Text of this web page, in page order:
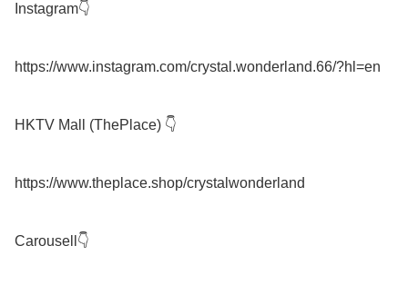
Instagram👇
https://www.instagram.com/crystal.wonderland.66/?hl=en
HKTV Mall (ThePlace) 👇
https://www.theplace.shop/crystalwonderland
Carousell👇